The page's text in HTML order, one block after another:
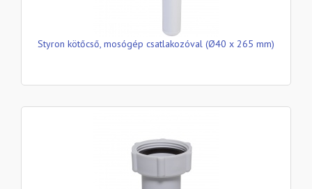
Styron kötőcső, mosógép csatlakozóval (Ø40 x 265 mm)